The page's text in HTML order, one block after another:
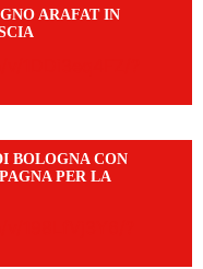
ARAFAT IN
BOLOGNA CON
PER LA